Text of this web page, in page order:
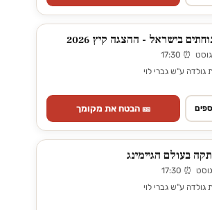
בישראל - ההצגה קיץ 2026
גולדה ע"ש גברי לוי
🎫 הבטח את מקומך
בעולם הגיימינג
גולדה ע"ש גברי לוי